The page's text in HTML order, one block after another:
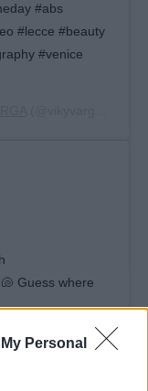
Personal
#abs
#lecce #beauty
#venice
Guess where
(@vikyvarga) op